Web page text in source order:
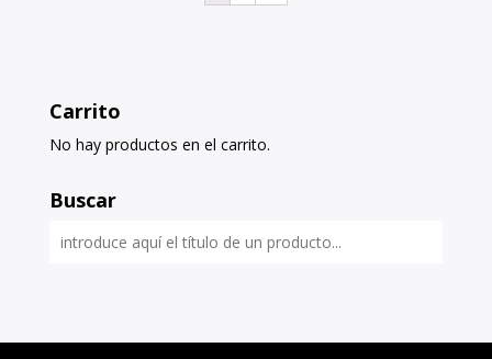
Carrito
No hay productos en el carrito.
Buscar